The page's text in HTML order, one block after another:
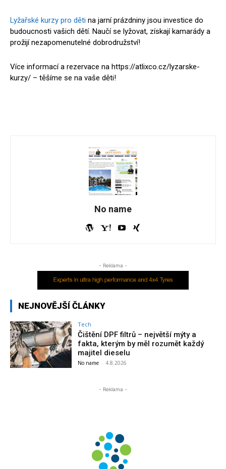
Lyžařské kurzy pro děti na jarní prázdniny jsou investice do
budoucnosti vašich dětí. Naučí se lyžovat, získají kamarády a
prožijí nezapomenutelné dobrodružství!
Více informací a rezervace na https://atlixco.cz/lyzarske-
kurzy/ – těšíme se na vaše děti!
No name
- Reklama -
NEJNOVĚJŠÍ ČLÁNKY
Tech
Čištění DPF filtrů – největší mýty a
fakta, kterým by měl rozumět každý
majitel dieselu
No name - 4.8.2026
- Reklama -